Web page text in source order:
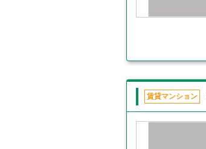
賃貸マンション